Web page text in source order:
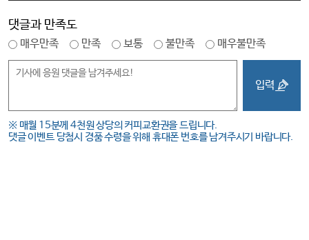
댓글과 만족도
매우만족 만족 보통 불만족 매우불만족
입력
※ 매월 15분께 4천원 상당의 커피교환권을 드립니다.
댓글 이벤트 당첨시 경품 수령을 위해 휴대폰 번호를 남겨주시기 바랍니다.